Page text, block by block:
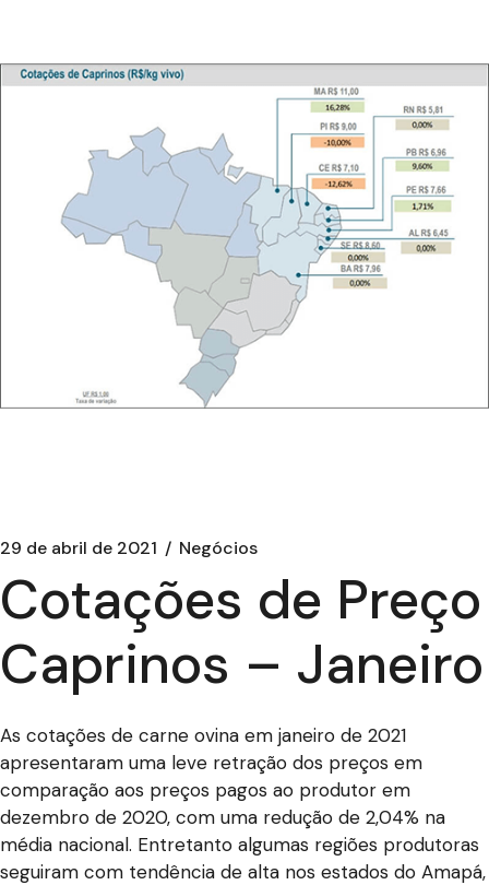
29 de abril de 2021 Negócios
Cotações de Preço
Caprinos – Janeiro
As cotações de carne ovina em janeiro de 2021
apresentaram uma leve retração dos preços em
comparação aos preços pagos ao produtor em
dezembro de 2020, com uma redução de 2,04% na
média nacional. Entretanto algumas regiões produtoras
seguiram com tendência de alta nos estados do Amapá,